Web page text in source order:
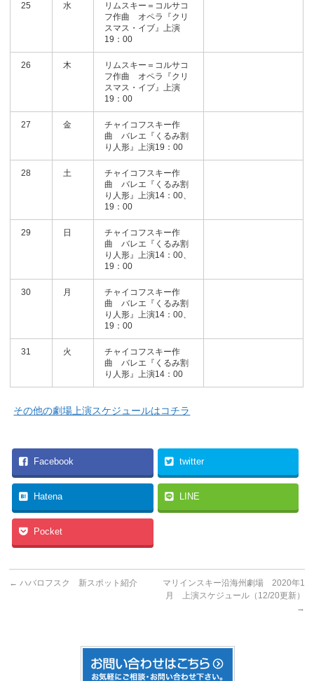
25 水
リムスキー＝コルサコ
フ作曲 オペラ『クリ
スマス・イブ』上演
19：00
26 木
リムスキー＝コルサコ
フ作曲 オペラ『クリ
スマス・イブ』上演
19：00
27 金
チャイコフスキー作
曲 バレエ『くるみ割
り人形』上演19：00
28 土
チャイコフスキー作
曲 バレエ『くるみ割
り人形』上演14：00、
19：00
29 日
チャイコフスキー作
曲 バレエ『くるみ割
り人形』上演14：00、
19：00
30 月
チャイコフスキー作
曲 バレエ『くるみ割
り人形』上演14：00、
19：00
31 火
チャイコフスキー作
曲 バレエ『くるみ割
り人形』上演14：00
その他の劇場上演スケジュールはコチラ
Facebook twitter
Hatena LINE
Pocket
← ハバロフスク 新スポット紹介
マリインスキー沿海州劇場 2020年1
月 上演スケジュール（12/20更新）
→